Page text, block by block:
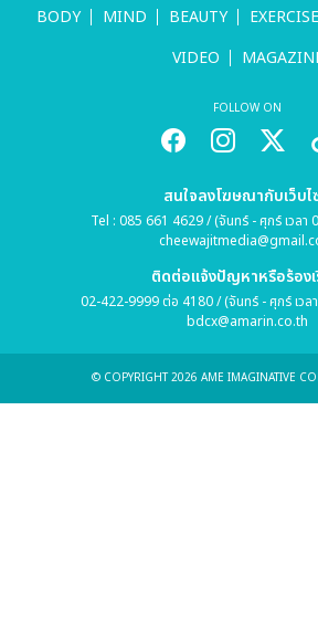
BODY MIND BEAUTY EXERCISE
VIDEO
FOLLOW ON
สนใจลงโฆษณากับเว็บไ
Tel : 085 661 4629 / (จันทร์ - ศุกร์ เวลา
ติดต่อแจ้งปัญหาหรือร้อง
02-422-9999 ต่อ 4180 / (จันทร์ - ศุกร์ เวล
bdcx@amarin.co.th
© COPYRIGHT 2026 AME IMAGINATIVE